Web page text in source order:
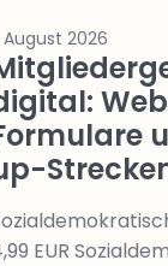
August 2026
EUR